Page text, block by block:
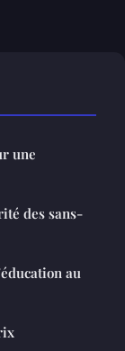
une
des sans-
au